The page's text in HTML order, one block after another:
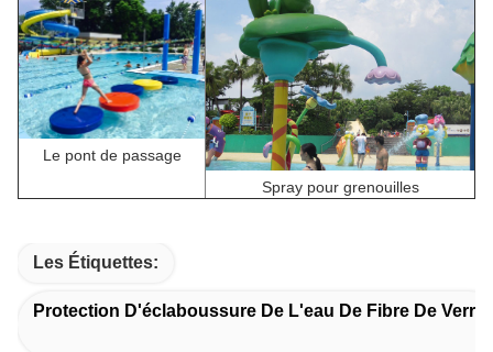
Le pont de passage
Spray pour grenouilles
Les Étiquettes:
Protection D'éclaboussure De L'eau De Fibre De Verre